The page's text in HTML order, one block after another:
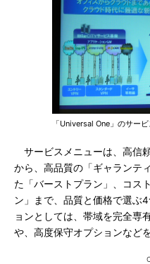
「Universal One」のサー
サービスメニューは、高信
から、高品質の「ギャランテ
た「バーストプラン」、コス
ン」まで、品質と価格で選ぶ
ョンとしては、帯域を完全専
や、高度保守オプションなど